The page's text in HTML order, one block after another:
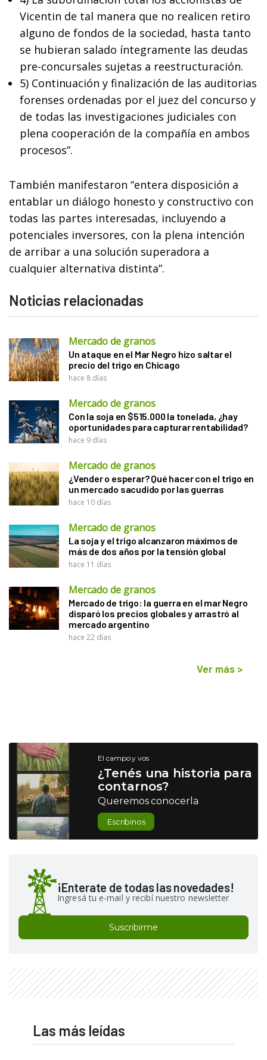
Vicentin de tal manera que no realicen retiro
alguno de fondos de la sociedad, hasta tanto
se hubieran salado íntegramente las deudas
pre-concursales sujetas a reestructuración.
5) Continuación y finalización de las auditorias
forenses ordenadas por el juez del concurso y
de todas las investigaciones judiciales con
plena cooperación de la compañía en ambos
procesos”.
También manifestaron “entera disposición a
entablar un diálogo honesto y constructivo con
todas las partes interesadas, incluyendo a
potenciales inversores, con la plena intención
de arribar a una solución superadora a
cualquier alternativa distinta”.
Noticias relacionadas
Mercado de granos
Un ataque en el Mar Negro hizo saltar el
precio del trigo en Chicago
hace 8 días
Mercado de granos
Con la soja en $515.000 la tonelada, ¿hay
oportunidades para capturar rentabilidad?
hace 9 días
Mercado de granos
¿Vender o esperar? Qué hacer con el trigo en
un mercado sacudido por las guerras
hace 10 días
Mercado de granos
La soja y el trigo alcanzaron máximos de
más de dos años por la tensión global
hace 11 días
Mercado de granos
Mercado de trigo: la guerra en el mar Negro
disparó los precios globales y arrastró al
mercado argentino
hace 22 días
Ver más >
El campo y vos
¿Tenés una historia para
contarnos?
Queremos conocerla
Escribinos
¡Enterate de todas las novedades!
Ingresá tu e-mail y recibí nuestro newsletter
Suscribirme
Las más leídas